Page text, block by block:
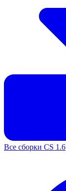
Все сборки CS 1.6